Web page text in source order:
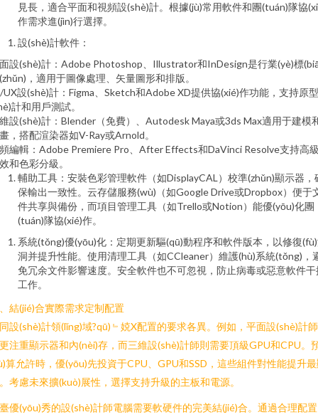
見長，適合平面和視頻設(shè)計。根據(jù)常用軟件和團(tuán)隊協
作需求進(jìn)行選擇。
設(shè)計軟件：
設(shè)計：Adobe Photoshop、Illustrator和InDesign是行業(yè)標
，適用于圖像處理、矢量圖形和排版。
設(shè)計：Figma、Sketch和Adobe XD提供協(xié)作功能，支持原
計和用戶測試。
設(shè)計：Blender（免費）、Autodesk Maya或3ds Max適用于建模
，搭配渲染器如V-Ray或Arnold。
編輯：Adobe Premiere Pro、After Effects和DaVinci Resolve支持高
和色彩分級。
輔助工具：安裝色彩管理軟件（如DisplayCAL）校準(zhǔn)顯示器，
保輸出一致性。云存儲服務(wù)（如Google Drive或Dropbox）便于
件共享與備份，而項目管理工具（如Trello或Notion）能優(yōu)化團
(tuán)隊協(xié)作。
系統(tǒng)優(yōu)化：定期更新驅(qū)動程序和軟件版本，以修復
洞并提升性能。使用清理工具（如CCleaner）維護(hù)系統(tǒng)，
免冗余文件影響速度。安全軟件也不可忽視，防止病毒或惡意軟件干
工作。
結(jié)合實際需求定制配置
設(shè)計領(lǐng)域?qū)﹄娔X配置的要求各異。例如，平面設(shè)計
注重顯示器和內(nèi)存，而三維設(shè)計師則需要頂級GPU和CPU。
算允許時，優(yōu)先投資于CPU、GPU和SSD，這些組件對性能提升
考慮未來擴(kuò)展性，選擇支持升級的主板和電源。
優(yōu)秀的設(shè)計師電腦需要軟硬件的完美結(jié)合。通過合理配